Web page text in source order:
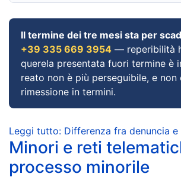
Il termine dei tre mesi sta per
+39 335 669 3954 — reperibilità
querela presentata fuori termine è
reato non è più perseguibile, e non
rimessione in termini.
Leggi tutto: Differenza fra denuncia e
Minori e reti
processo minorile